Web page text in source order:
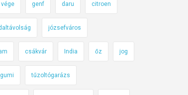
vége genf daru citroen
józsefváros
csákvár India őz jog
gumi tűzoltógarázs